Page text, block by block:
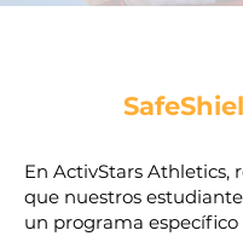
En ActivStars Athletics,
que nuestros
un programa específico